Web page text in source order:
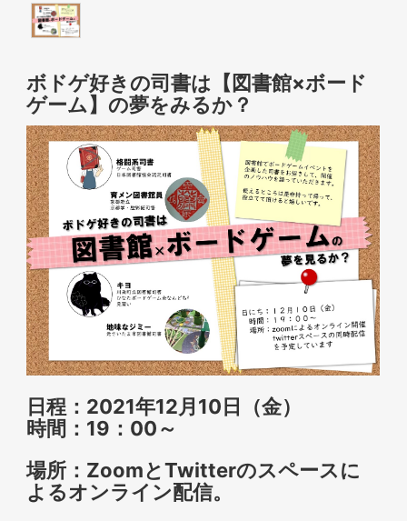
ボドゲ好きの司書は【図書館×ボード
ゲーム】の夢をみるか？
日程：2021年12月10日（金）
時間：19：00～
場所：ZoomとTwitterのスペースに
よるオンライン配信。